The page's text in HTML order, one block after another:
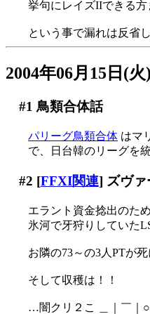
挙句にレイズIIできる
という事で漏れは反省
2004年06月15日(火)
#1 鳥類合体話
パリーグ鳥類合体 はマ
で、日台韓のリーグを
#2 [FFXI関連] ズヴァ
エラント資金捻出のた
氷河で牙狩りしていた
お隣の73～の3人PTが
そして収穫は！！
…闇クリ２こ ＿｜￣｜○